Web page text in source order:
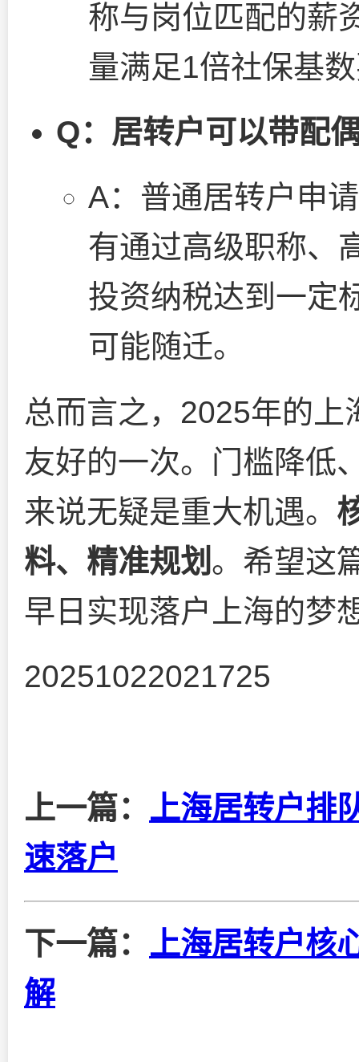
称与岗位匹配的薪
量满足1倍社保基
Q：居转户可以带配
A：普通居转户申
有通过高级职称、
投资纳税达到一定
可能随迁。
总而言之，2025年的
友好的一次。门槛降低
来说无疑是重大机遇。
料、精准规划 。希望这
早日实现落户上海的梦
20251022021725
上一篇： 上海居转户排
速落户
下一篇： 上海居转户核
解